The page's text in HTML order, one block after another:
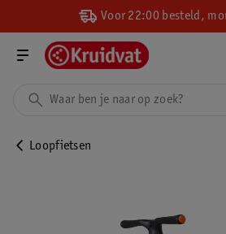
Voor 22:00 besteld,
Loopfietsen